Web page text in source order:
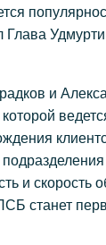
Глава
и
и скорость
станет